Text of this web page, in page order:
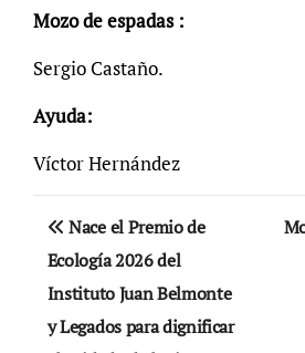
Mozo de espadas :
Sergio Castaño.
Ayuda:
Víctor Hernández
Navegación
de
entradas
Nace el Premio de
Ecología 2026 del
Instituto Juan Belmonte
y Legados para dignificar